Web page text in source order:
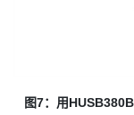
图7：用